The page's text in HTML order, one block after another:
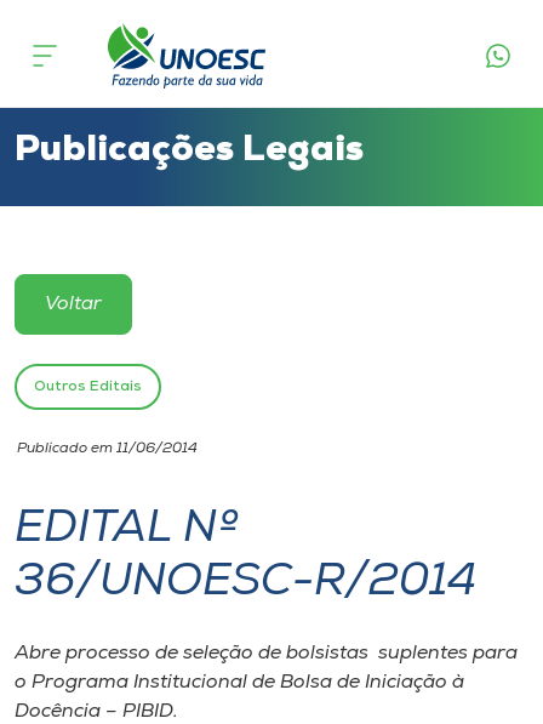
Cursos
Atendimento ao Estudante
Portal de Ensino
Unoesc
Internacionalização
I.nova
Diplomados
Publicações Legais
Voltar
Outros Editais
Publicado em 11/06/2014
EDITAL Nº
36/UNOESC-R/2014
Abre processo de seleção de bolsistas suplentes para
o Programa Institucional de Bolsa de Iniciação à
Docência – PIBID.